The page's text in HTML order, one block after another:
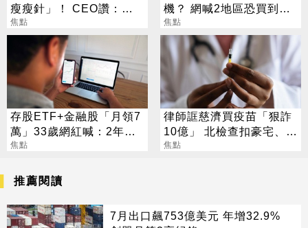
瘦瘦針」！ CEO讚：一
項值得的投資
焦點
機？ 網喊2地區恐買到假
貨 專家揭真相
焦點
存股ETF+金融股「月領7
萬」33歲網紅喊：2年內
要退休
焦點
律師誆慈濟買疫苗「狠詐
10億」 北檢查扣豪宅、搜
出158公斤黃金
焦點
推薦閱讀
7月出口飆753億美元 年增32.9%